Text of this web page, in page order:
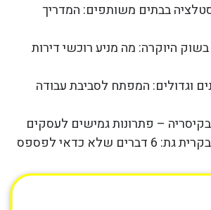
בבתים משותפים: המדריך
בשוק היוקרה: מה מניע רוכשי דירות
וגדולים: המפתח לסביבת עבודה
– פתרונות גמישים לעסקים
שלא כדאי לפספס